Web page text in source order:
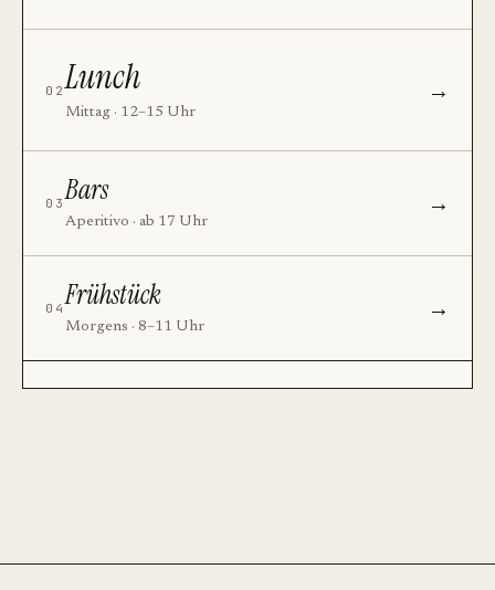
02Lunch
Mittag · 12–15 Uhr
→
03Bars
Aperitivo · ab 17 Uhr
→
04Frühstück
Morgens · 8–11 Uhr
→